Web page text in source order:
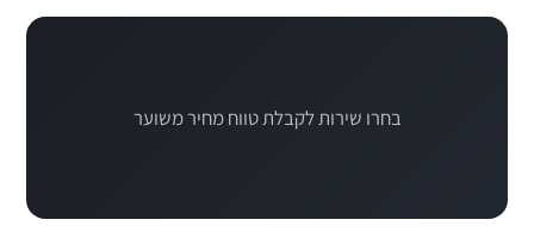
בחרו שירות לקבלת טווח מחיר משוער